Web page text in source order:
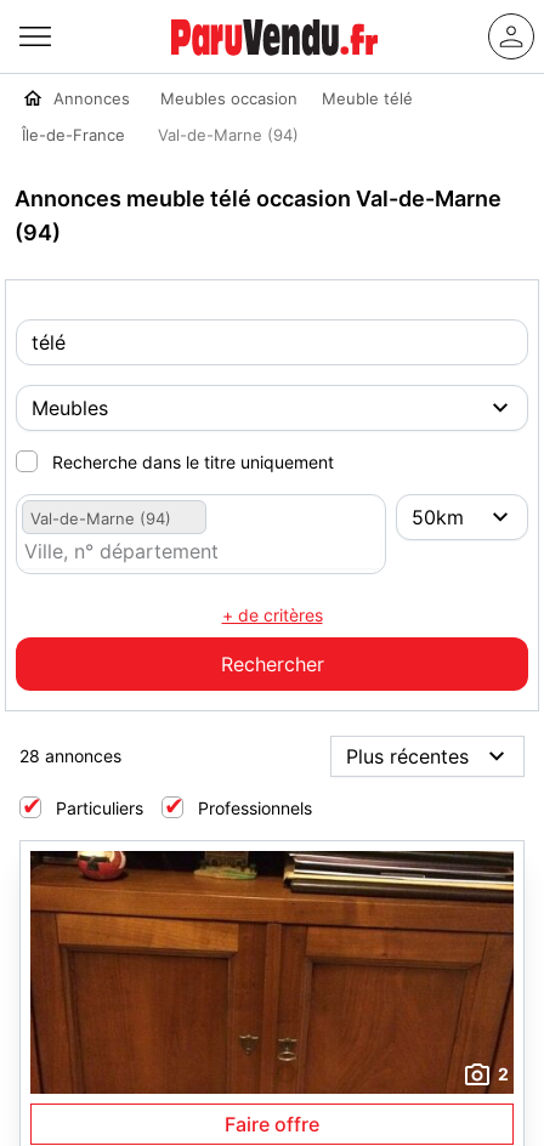
Annonces Meubles occasion
Meuble télé
Île-de-France
Val-de-Marne (94)
Annonces meuble télé occasion Val-de-Marne
(94)
Recherche dans le titre uniquement
Val-de-Marne (94)
+ de critères
28 annonces
Particuliers Professionnels
2
Faire offre